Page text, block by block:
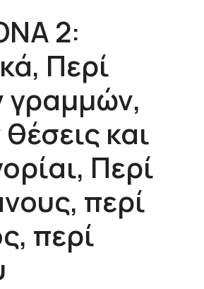
2:
Περί
γραμμών,
και
Περί
περί
περί